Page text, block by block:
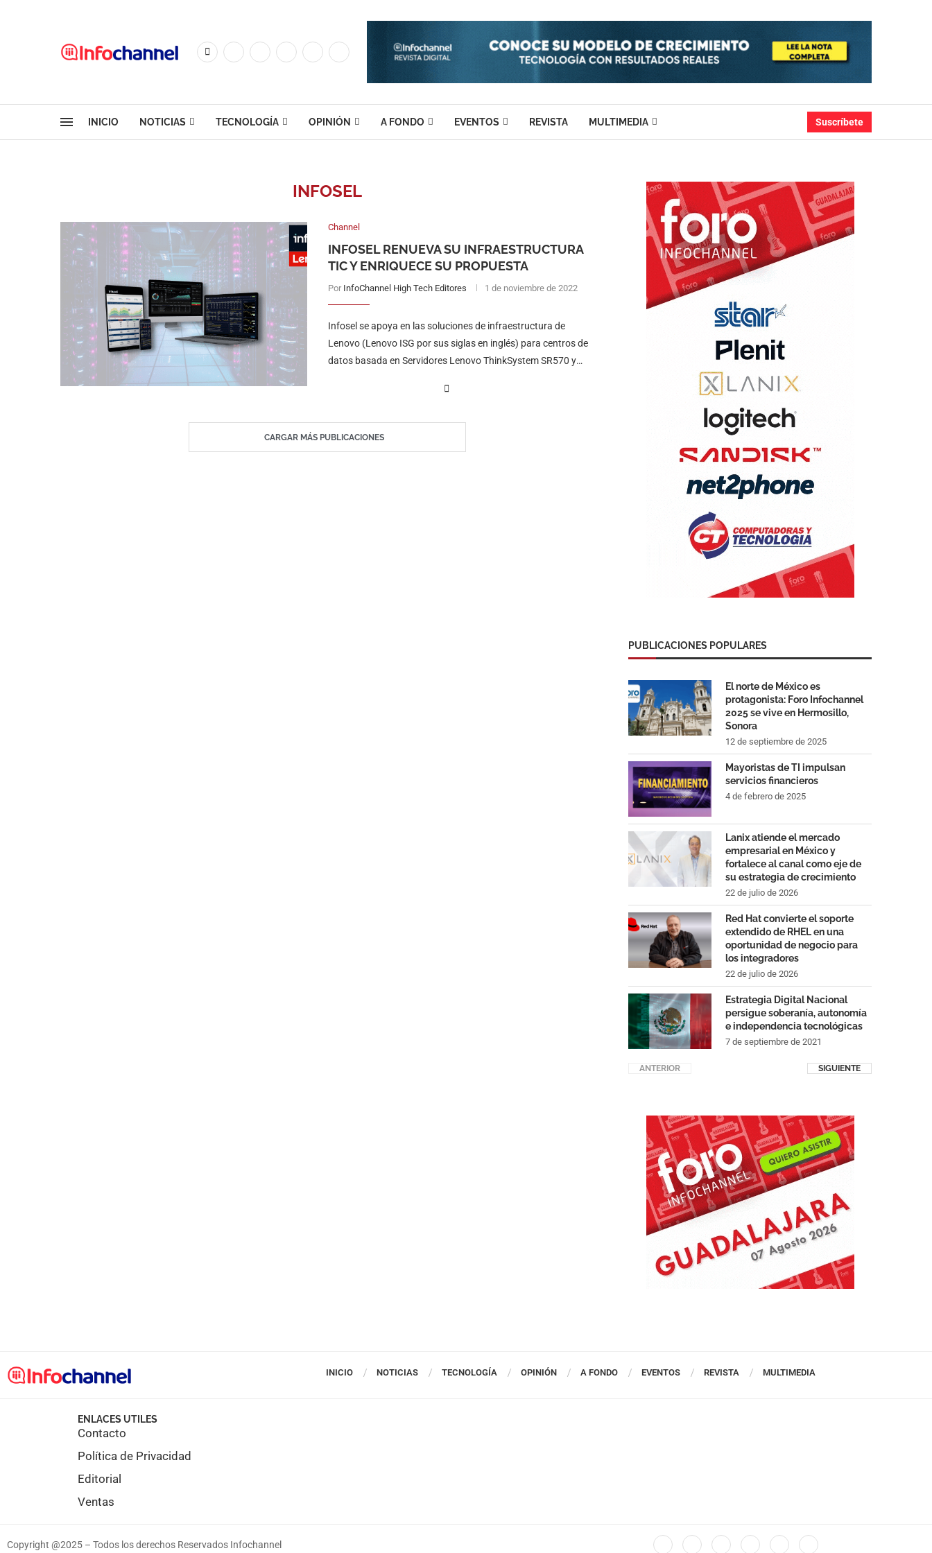
INICIO NOTICIAS TECNOLOGÍA OPINIÓN A FONDO EVENTOS REVISTA MULTIMEDIA Suscríbete
INFOSEL
Channel
INFOSEL RENUEVA SU INFRAESTRUCTURA
TIC Y ENRIQUECE SU PROPUESTA
Por InfoChannel High Tech Editores 1 de noviembre de 2022
Infosel se apoya en las soluciones de infraestructura de
Lenovo (Lenovo ISG por sus siglas en inglés) para centros de
datos basada en Servidores Lenovo ThinkSystem SR570 y
CARGAR MÁS PUBLICACIONES
PUBLICACIONES POPULARES
El norte de México es
protagonista: Foro Infochannel
2025 se vive en Hermosillo,
Sonora
12 de septiembre de 2025
Mayoristas de TI impulsan
servicios financieros
4 de febrero de 2025
Lanix atiende el mercado
empresarial en México y
fortalece al canal como eje de
su estrategia de crecimiento
22 de julio de 2026
Red Hat convierte el soporte
extendido de RHEL en una
oportunidad de negocio para
los integradores
22 de julio de 2026
Estrategia Digital Nacional
persigue soberanía, autonomía
e independencia tecnológicas
7 de septiembre de 2021
ANTERIOR SIGUIENTE
INICIO NOTICIAS TECNOLOGÍA OPINIÓN A FONDO EVENTOS REVISTA MULTIMEDIA
ENLACES UTILES
Contacto
Política de Privacidad
Editorial
Ventas
Copyright @2025 – Todos los derechos Reservados Infochannel